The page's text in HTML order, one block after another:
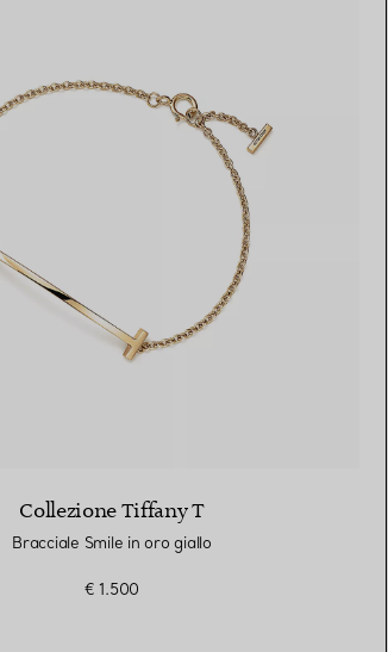
Collezione Tiffany T
Bracciale Smile in oro giallo
€ 1.500